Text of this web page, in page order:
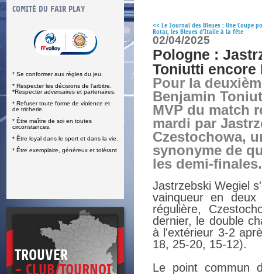
COMITÉ DU FAIR PLAY
* Se conformer aux règles du jeu.
* Respecter les décisions de l’arbitre.
*Respecter adversaires et partenaires.
* Refuser toute forme de violence et
de tricherie.
* Être maître de soi en toutes
circonstances.
* Être loyal dans le sport et dans la vie.
* Être exemplaire, généreux et tolérant
LUTTE CONTRE LES VIOLENCES
TROUVER
- CLUB/TOURNOI
<< Le Journal des Bleues : Une Coupe
Rotar, les Bleues d'Italie à la fête
02/04/2025
Pologne :
Toniutti encore
Pour la
Benjamin
MVP du match
mardi par
Czestochowa,
synonyme de
les demi-finales.
Jastrzebski Wegiel
vainqueur en
régulière,
dernier, le double
à l'extérieur 3-2
18, 25-20, 15-12).
Le point commun